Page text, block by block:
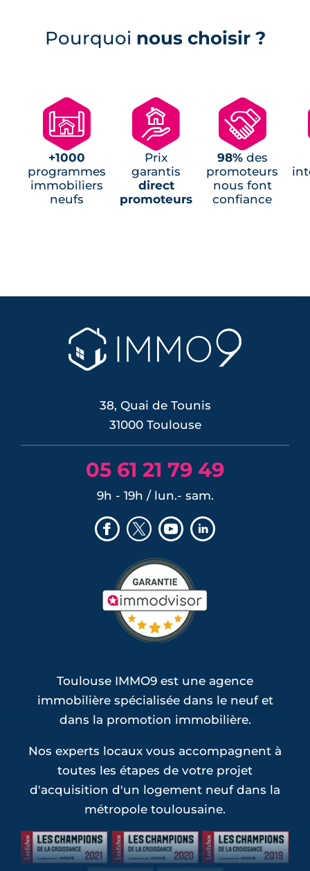
Pourquoi nous choisir ?
🗺
+1000
programmes
immobiliers
neufs
🏘
Prix
garantis
direct
promoteurs
🤝
98%des
promoteurs
nous font
confiance
38, Quai de Tounis
31000 Toulouse
05 61 21 79 49
9h - 19h / lun.- sam.
Toulouse IMMO9 est une agence
immobilière spécialisée dans le neuf et
dans la promotion immobilière.
Nos experts locaux vous accompagnent à
toutes les étapes de votre projet
d'acquisition d'un logement neuf dans la
métropole toulousaine.